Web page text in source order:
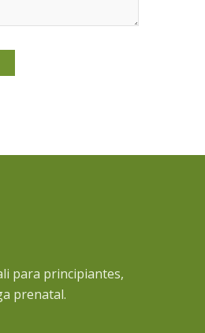
para principiantes,
prenatal.